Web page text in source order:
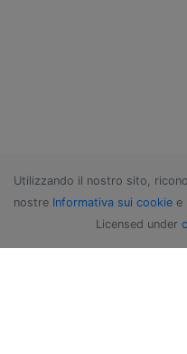
Utilizzando il nostro sito,
nostre Informativa sui cookie e
Licensed under